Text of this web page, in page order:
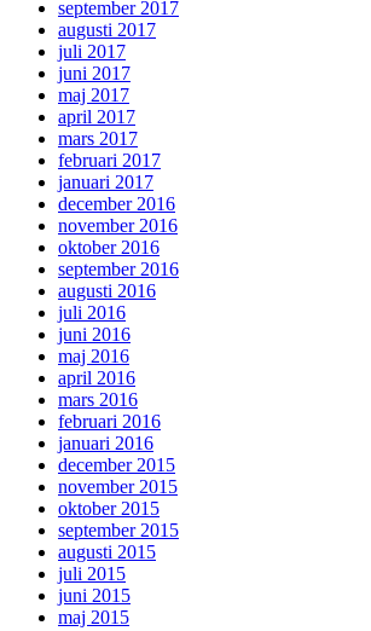
september 2017
augusti 2017
juli 2017
juni 2017
maj 2017
april 2017
mars 2017
februari 2017
januari 2017
december 2016
november 2016
oktober 2016
september 2016
augusti 2016
juli 2016
juni 2016
maj 2016
april 2016
mars 2016
februari 2016
januari 2016
december 2015
november 2015
oktober 2015
september 2015
augusti 2015
juli 2015
juni 2015
maj 2015